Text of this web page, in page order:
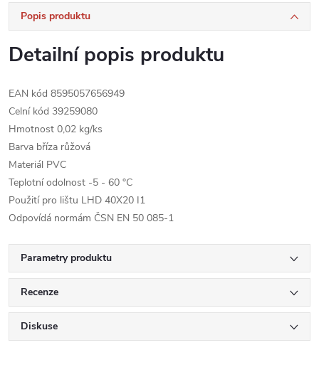
Popis produktu
Detailní popis produktu
EAN kód 8595057656949
Celní kód 39259080
Hmotnost 0,02 kg/ks
Barva bříza růžová
Materiál PVC
Teplotní odolnost -5 - 60 °C
Použití pro lištu LHD 40X20 I1
Odpovídá normám ČSN EN 50 085-1
Parametry produktu
Recenze
Diskuse